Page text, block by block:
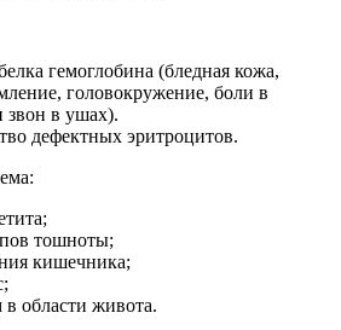
гемоглобина (бледная кожа,
головокружение, боли в
звон в ушах).
дефектных эритроцитов.
тошноты;
кишечника;
области живота.